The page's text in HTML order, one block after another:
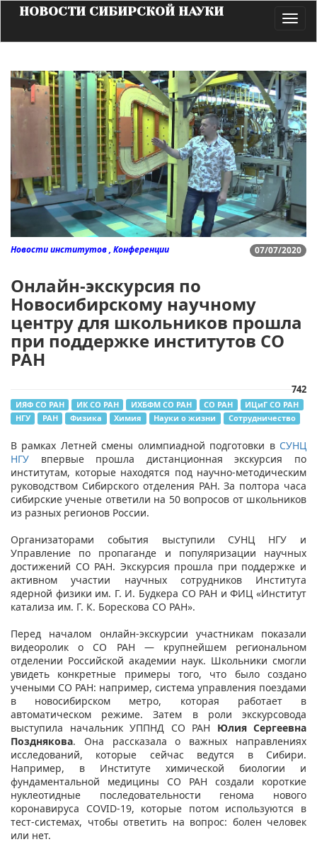
НОВОСТИ СИБИРСКОЙ НАУКИ
07/07/2020
Новости институтов , Конференции
Онлайн-экскурсия по
Новосибирскому научному
центру для школьников прошла
при поддержке институтов СО
РАН
742
ИЯФ СО РАН ИК СО РАН ИХБФМ СО РАН СО РАН
ИЦиГ СО РАН
НГУ
РАН Физика Химия Науки о жизни Сотрудничество
В рамках Летней смены олимпиадной подготовки в СУНЦ
НГУ впервые прошла дистанционная экскурсия по
институтам, которые находятся под научно-методическим
руководством Сибирского отделения РАН. За полтора часа
сибирские ученые ответили на 50 вопросов от школьников
из разных регионов России.
Организаторами события выступили СУНЦ НГУ и
Управление по пропаганде и популяризации научных
достижений СО РАН. Экскурсия прошла при поддержке и
активном участии научных сотрудников Института
ядерной физики им. Г. И. Будкера СО РАН и ФИЦ «Институт
катализа им. Г. К. Борескова СО РАН».
Перед началом онлайн-экскурсии участникам показали
видеоролик о СО РАН — крупнейшем региональном
отделении Российской академии наук. Школьники смогли
увидеть конкретные примеры того, что было создано
учеными СО РАН: например, система управления поездами
в новосибирском метро, которая работает в
автоматическом режиме. Затем в роли экскурсовода
выступила начальник УППНД СО РАН Юлия Сергеевна
Позднякова. Она рассказала о важных направлениях
исследований, которые сейчас ведутся в Сибири.
Например, в Институте химической биологии и
фундаментальной медицины СО РАН создали короткие
нуклеотидные последовательности генома нового
коронавируса COVID-19, которые потом используются в
тест-системах, чтобы ответить на вопрос: болен человек
или нет.